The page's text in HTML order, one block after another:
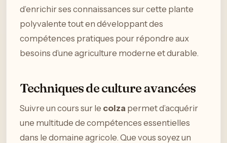
d’enrichir ses connaissances sur cette plante
polyvalente tout en développant des
compétences pratiques pour répondre aux
besoins d’une agriculture moderne et durable.
Techniques de culture avancées
Suivre un cours sur le colza permet d’acquérir
une multitude de compétences essentielles
dans le domaine agricole. Que vous soyez un